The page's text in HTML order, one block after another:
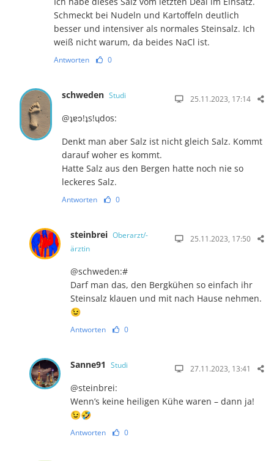
Schmeckt bei Nudeln und Kartoffeln deutlich
besser und intensiver als normales Steinsalz. Ich
weiß nicht warum, da beides NaCl ist.
Antworten 0
schweden Studi 25.11.2023, 17:14
@ʇɐɔ!ʇs!ɥdos:
Denkt man aber Salz ist nicht gleich Salz. Kommt
darauf woher es kommt.
Hatte Salz aus den Bergen hatte noch nie so
leckeres Salz.
Antworten 0
steinbrei Oberarzt/-
ärztin
25.11.2023, 17:50
@schweden:#
Darf man das, den Bergkühen so einfach ihr
Steinsalz klauen und mit nach Hause nehmen.
😉
Antworten 0
Sanne91 Studi 27.11.2023, 13:41
@steinbrei:
Wenn’s keine heiligen Kühe waren – dann ja!
😉🤣
Antworten 0